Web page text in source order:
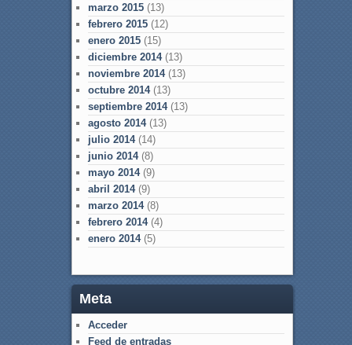
marzo 2015(13)
febrero 2015(12)
enero 2015(15)
diciembre 2014(13)
noviembre 2014(13)
octubre 2014(13)
septiembre 2014(13)
agosto 2014(13)
julio 2014(14)
junio 2014(8)
mayo 2014(9)
abril 2014(9)
marzo 2014(8)
febrero 2014(4)
enero 2014(5)
Meta
Acceder
Feed de entradas